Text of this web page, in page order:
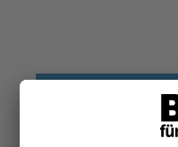
Tourismuspolitik